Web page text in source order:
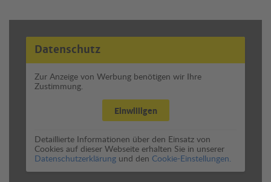
Datenschutz
Zur Anzeige von Werbung benötigen wir Ihre
Zustimmung.
Einwilligen
Detaillierte Informationen über den Einsatz von
Cookies auf dieser Webseite erhalten Sie in unserer
Datenschutzerklärung und den Cookie-Einstellungen.